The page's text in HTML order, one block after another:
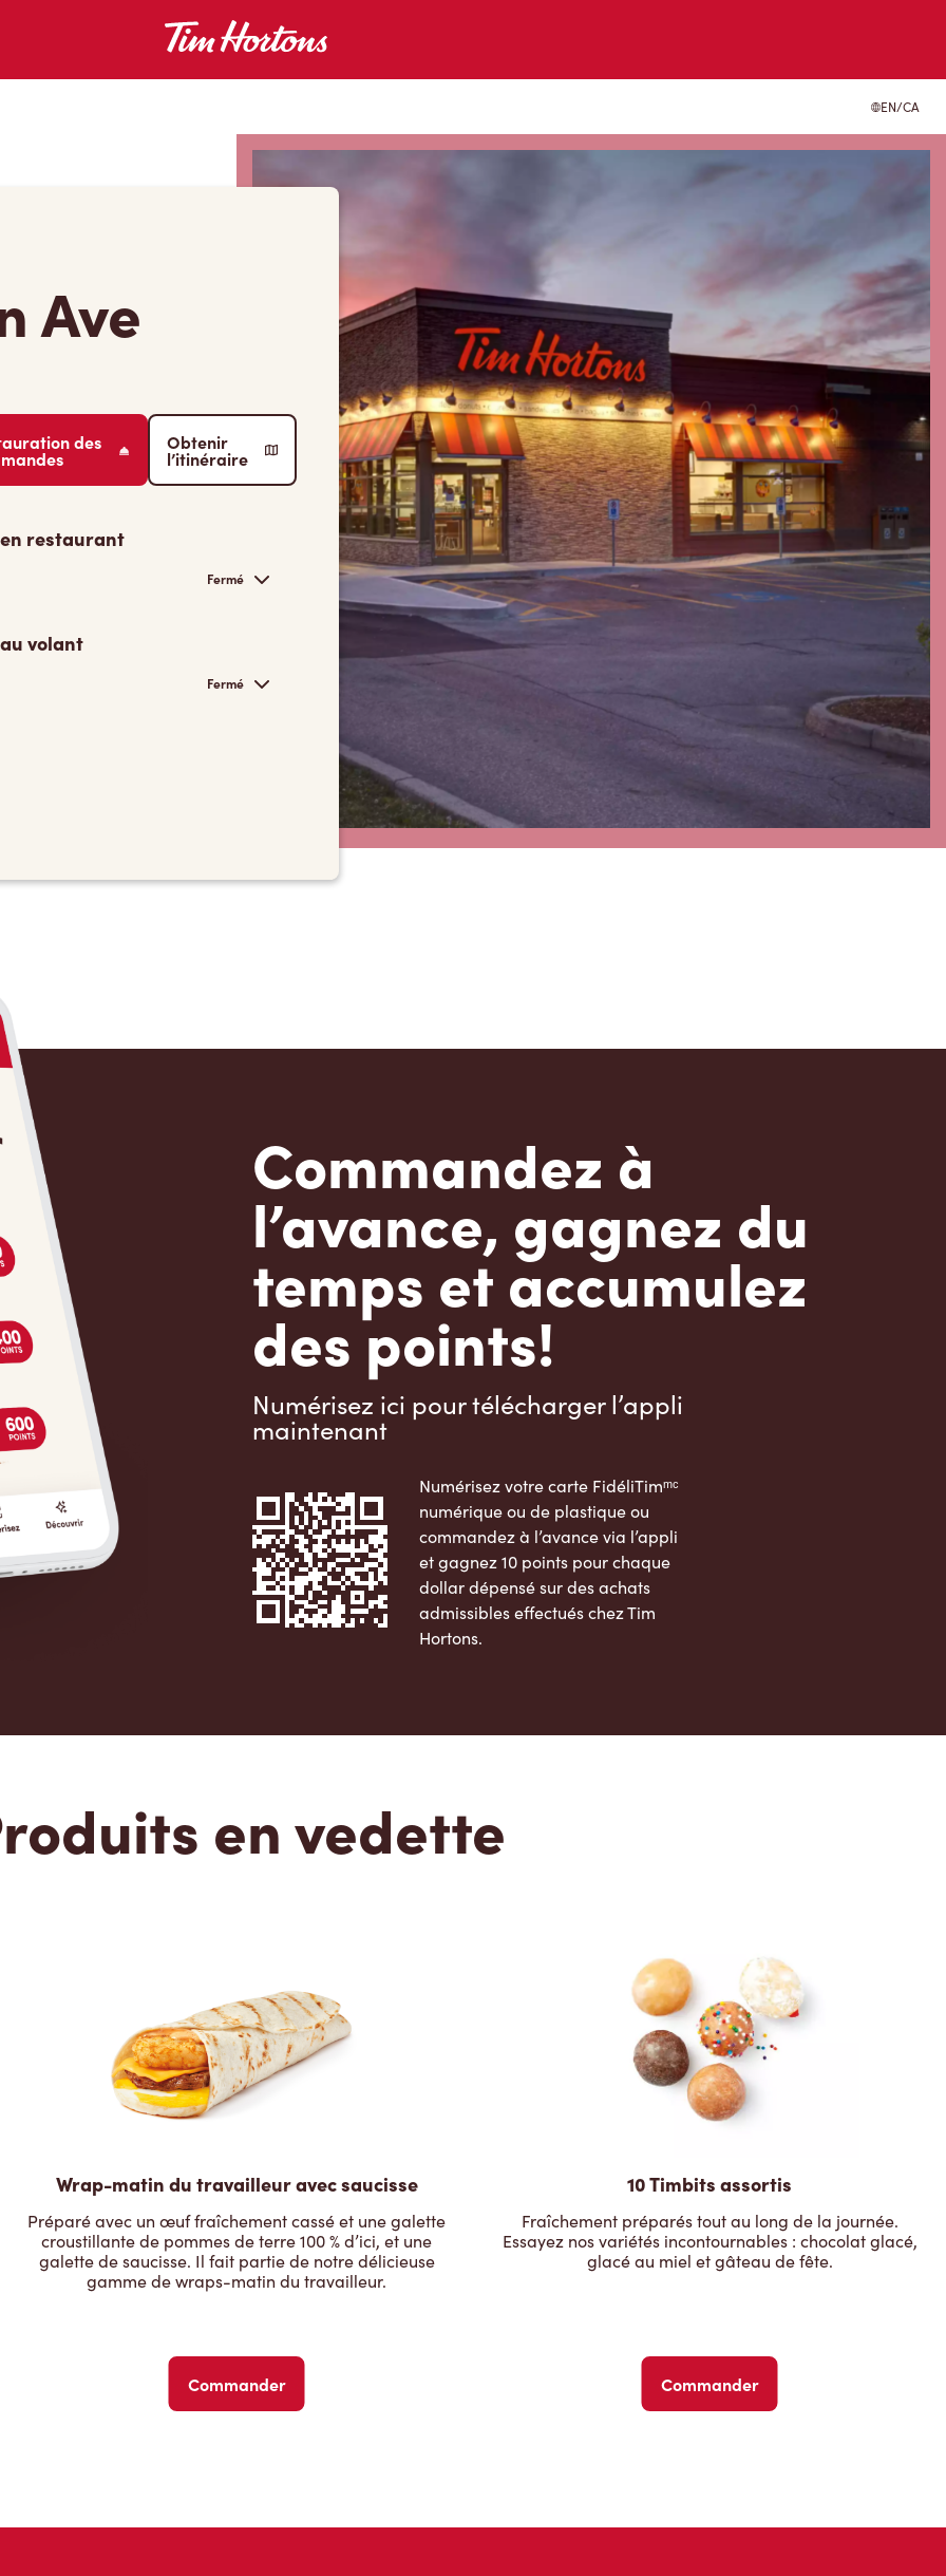
EN/CA
Ave
des Obtenir
l’itinéraire
restaurant
Fermé
volant
Fermé
Commandez à
l’avance, gagnez du
temps et accumulez
des points!
Numérisez ici pour télécharger l’appli
maintenant
Numérisez votre carte FidéliTimᵐᶜ
numérique ou de plastique ou
commandez à l’avance via l’appli
et gagnez 10 points pour chaque
dollar dépensé sur des achats
admissibles effectués chez Tim
Hortons.
en vedette
Wrap-matin du travailleur avec saucisse
Préparé avec un œuf fraîchement cassé et une galette
croustillante de pommes de terre 100 % d’ici, et une
galette de saucisse. Il fait partie de notre délicieuse
gamme de wraps-matin du travailleur.
Commander
10 Timbits assortis
Fraîchement préparés tout au long de la journée.
Essayez nos variétés incontournables : chocolat glacé,
glacé au miel et gâteau de fête.
Commander